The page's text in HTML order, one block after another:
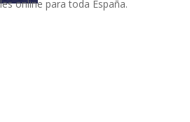
online para toda España.